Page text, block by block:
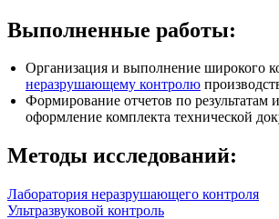
Выполненные работы:
Организация и выполнение широкого
неразрушающему контролю
Формирование отчетов по результатам
оформление комплекта технической
Методы исследований:
Лаборатория неразрушающего контроля
Ультразвуковой контроль